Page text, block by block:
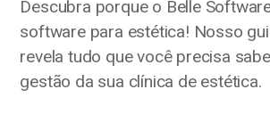
Descubra porque o Belle
software para estética! Nosso
revela tudo que você precisa
gestão da sua clínica de estética.